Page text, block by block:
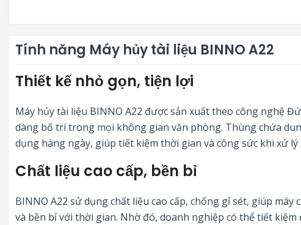
Tính năng Máy hủy tài liệu BINNO A22
Thiết kế nhỏ gọn, tiện lợi
Máy hủy tài liệu BINNO A22 được sản xuất theo công nghệ
dàng bố trí trong mọi không gian văn phòng. Thùng chứa
dụng hàng ngày, giúp tiết kiệm thời gian và công sức khi xử lý
Chất liệu cao cấp, bền bỉ
BINNO A22 sử dụng chất liệu cao cấp, chống gỉ sét, giúp
và bền bỉ với thời gian. Nhờ đó, doanh nghiệp có thể tiết